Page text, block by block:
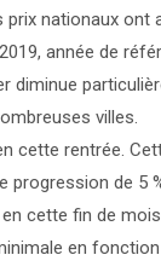
nationaux ont
année de
diminue
villes.
cette rentrée.
progression de 5
cette fin de
en